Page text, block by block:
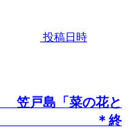
投稿日時
戸島「菜の花と
クト」 ＊終